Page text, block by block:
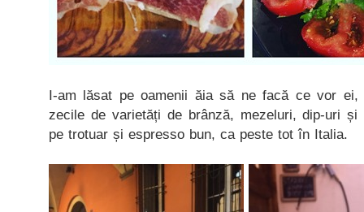
I-am lăsat pe oamenii ăia să ne facă ce vor
zecile de varietăți de brânză, mezeluri, dip-uri și
pe trotuar și espresso bun, ca peste tot în Italia.